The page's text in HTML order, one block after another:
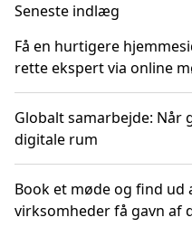
Seneste indlæg
Få en hurtigere
rette ekspert via online
Globalt samarbejde:
digitale rum
Book et møde og find ud
virksomheder få gavn af